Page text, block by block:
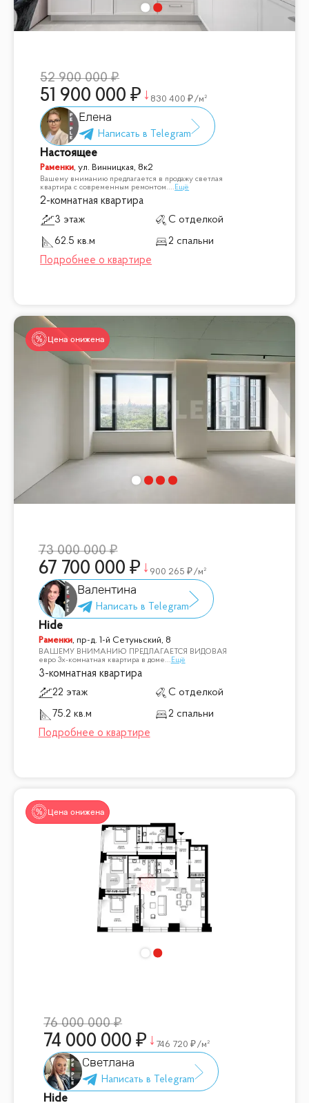
52 900 000
51 900 000 830 400 /м²
Елена
Настоящее
Раменки,ул. Винницкая, 8к2
Вашему вниманию предлагается в продажу светлая
квартира с современным ремонтом.... Ещё
2-комнатная квартира
3 этаж
С отделкой
62.5 кв.м
2 спальни
Цена снижена
73 000 000
67 700 000 900 265 /м²
Валентина
Hide
Раменки, пр-д. 1-й Сетуньский, 8
ВАШЕМУ ВНИМАНИЮ ПРЕДЛАГАЕТСЯ ВИДОВАЯ
евро 3х-комнатная квартира в доме... Ещё
3-комнатная квартира
22 этаж
С отделкой
75.2 кв.м
2 спальни
Цена снижена
76 000 000
74 000 000 746 720 /м²
Светлана
Hide